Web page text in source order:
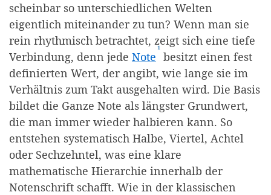
scheinbar so unterschiedlichen Welten
eigentlich miteinander zu tun? Wenn man sie
rein rhythmisch betrachtet, zeigt sich eine tiefe
Verbindung, denn jede Note (Affiliate-Link)
¹ besitzt einen fest
definierten Wert, der angibt, wie lange sie im
Verhältnis zum Takt ausgehalten wird. Die Basis
bildet die Ganze Note als längster Grundwert,
die man immer wieder halbieren kann. So
entstehen systematisch Halbe, Viertel, Achtel
oder Sechzehntel, was eine klare
mathematische Hierarchie innerhalb der
Notenschrift schafft. Wie in der klassischen